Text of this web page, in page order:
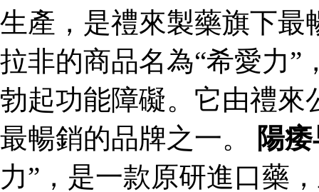
生產，是禮來製藥旗下
拉非的商品名為“希愛力”
勃起功能障礙。它由禮來
最暢銷的品牌之一。
陽
力”，是一款原研進口藥